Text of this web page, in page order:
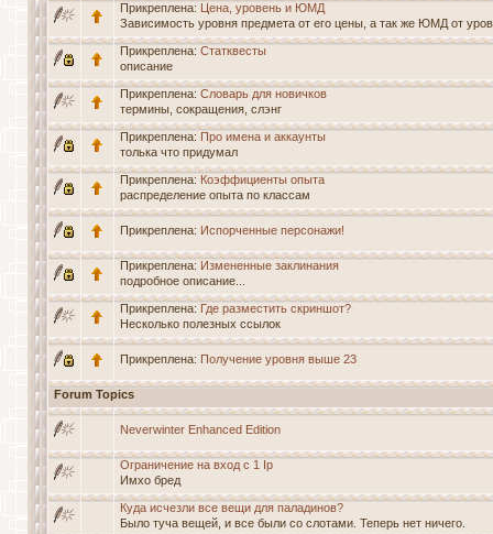
Прикреплена: Цена, уровень и ЮМД
Зависимость уровня предмета от его цены, а так же ЮМД от
Прикреплена: Статквесты
описание
Прикреплена: Словарь для новичков
термины, сокращения, слэнг
Прикреплена: Про имена и аккаунты
толька что придумал
Прикреплена: Коэффициенты опыта
распределение опыта по классам
Прикреплена: Испорченные персонажи!
Прикреплена: Измененные заклинания
подробное описание...
Прикреплена: Где разместить скриншот?
Несколько полезных ссылок
Прикреплена: Получение уровня выше 23
Forum Topics
Neverwinter Enhanced Edition
Ограничение на вход с 1 Ip
Имхо бред
Куда исчезли все вещи для паладинов?
Было туча вещей, и все были со слотами. Теперь нет ничего.